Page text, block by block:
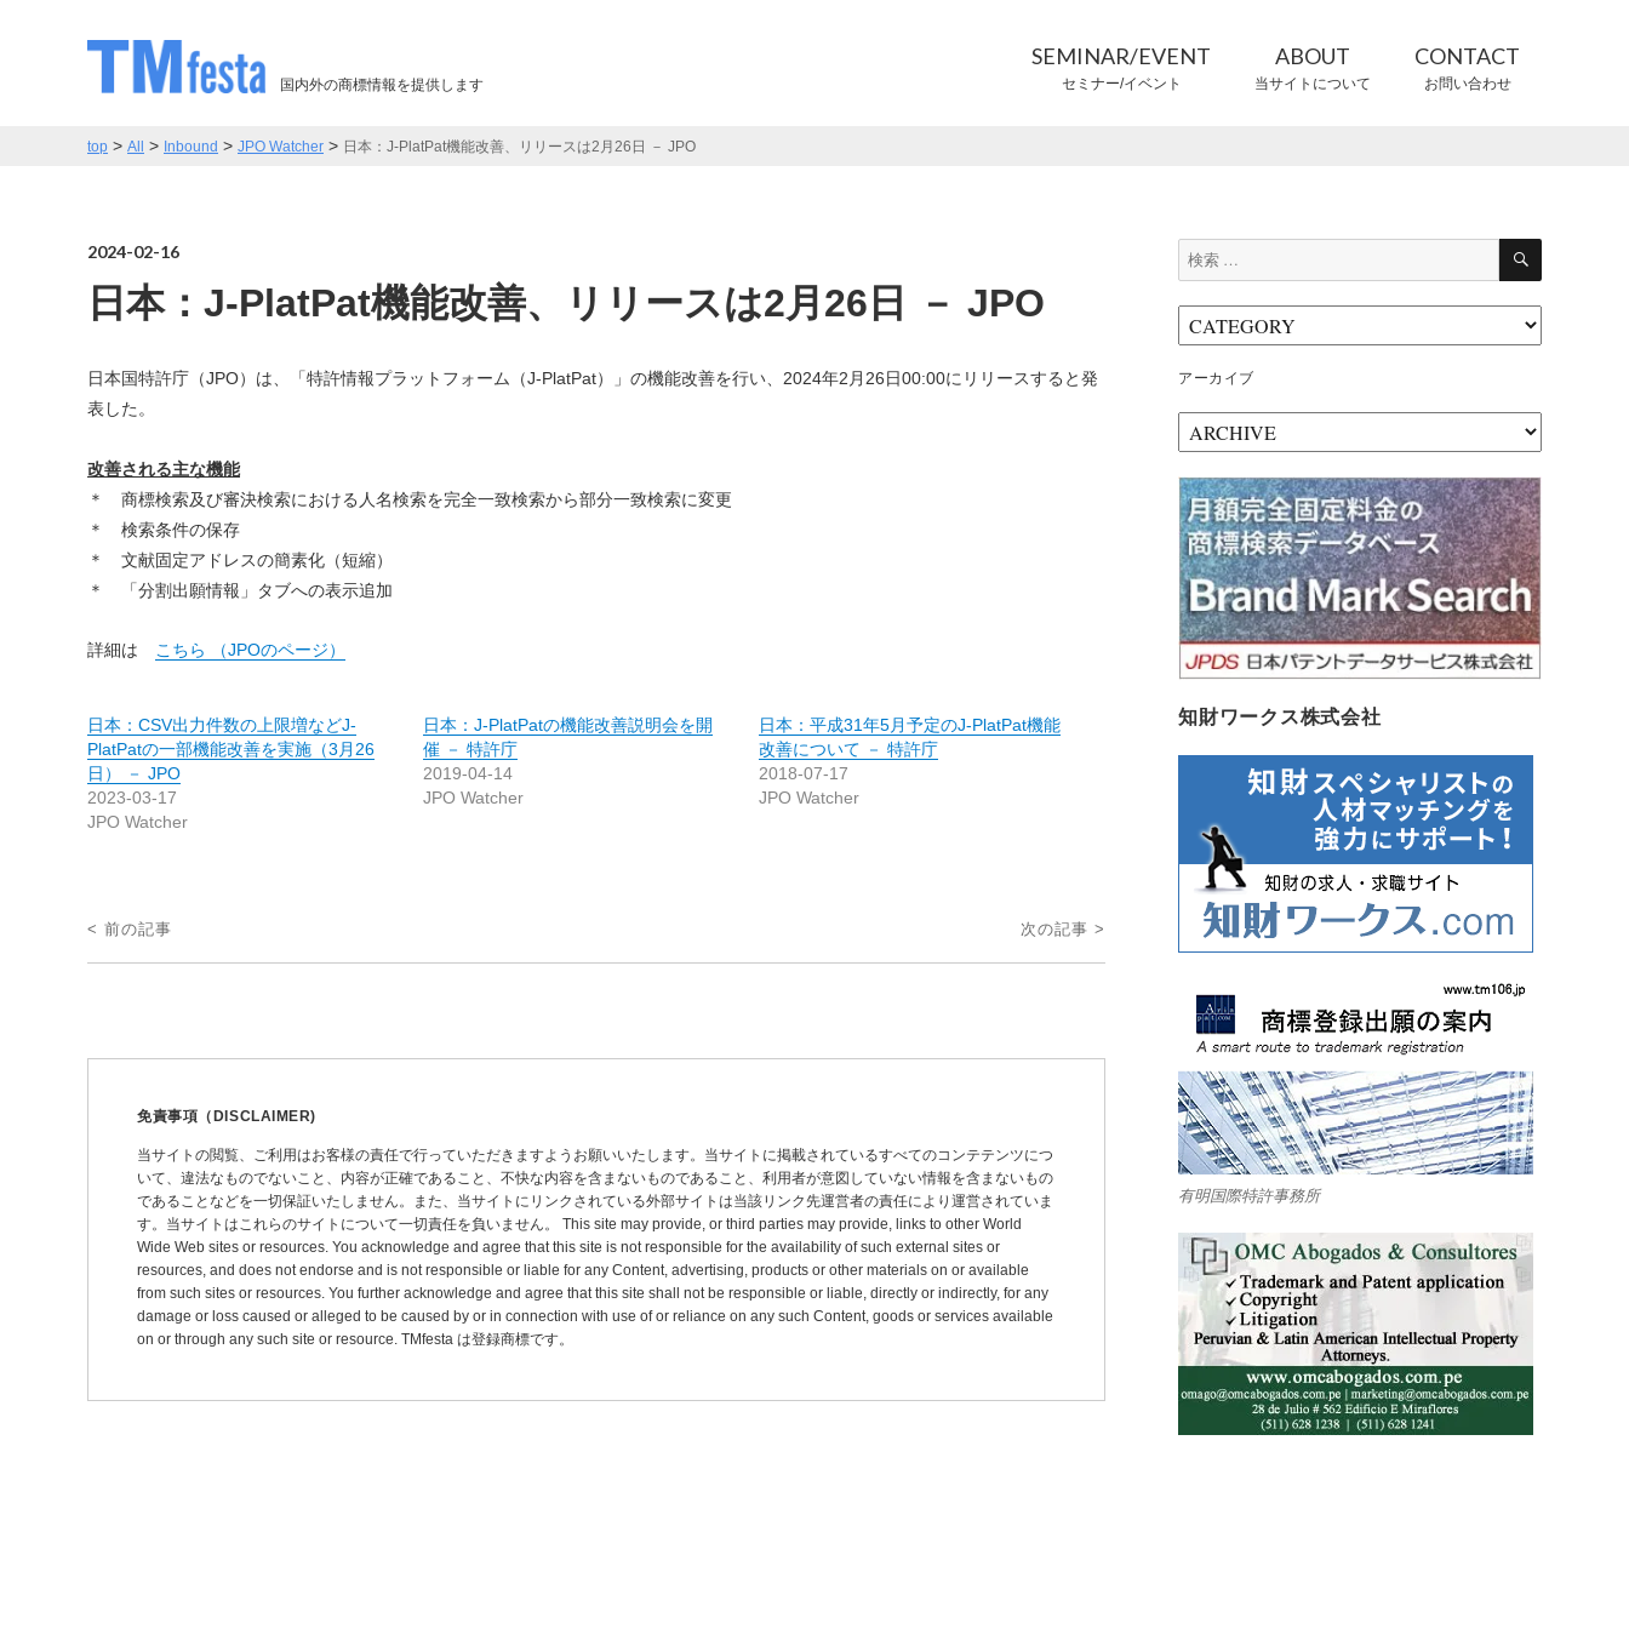
国内外の商標情報を提供します
SEMINAR/EVENT
セミナー/イベント
ABOUT
当サイトについて
CONTACT
お問い合わせ
top > All > Inbound > JPO Watcher > 日本：J-PlatPat機能改善、リリースは2月26日 － JPO
2024-02-16
日本：J-PlatPat機能改善、リリースは2月26日 － JPO
日本国特許庁（JPO）は、「特許情報プラットフォーム（J-PlatPat）」の機能改善を行い、2024年2月26日00:00にリリースすると発
表した。
改善される主な機能
＊ 商標検索及び審決検索における人名検索を完全一致検索から部分一致検索に変更
＊ 検索条件の保存
＊ 文献固定アドレスの簡素化（短縮）
＊ 「分割出願情報」タブへの表示追加
詳細は こちら （JPOのページ）
日本：CSV出力件数の上限増などJ-
PlatPatの一部機能改善を実施（3月26
日） － JPO
2023-03-17
JPO Watcher
日本：J-PlatPatの機能改善説明会を開
催 － 特許庁
2019-04-14
JPO Watcher
日本：平成31年5月予定のJ-PlatPat機能
改善について － 特許庁
2018-07-17
JPO Watcher
投
稿
< 前の記事 次の記事 >
免責事項（DISCLAIMER)
当サイトの閲覧、ご利用はお客様の責任で行っていただきますようお願いいたします。当サイトに掲載されているすべてのコンテテンツにつ
いて、違法なものでないこと、内容が正確であること、不快な内容を含まないものであること、利用者が意図していない情報を含まないもの
であることなどを一切保証いたしません。また、当サイトにリンクされている外部サイトは当該リンク先運営者の責任により運営されていま
す。当サイトはこれらのサイトについて一切責任を負いません。 This site may provide, or third parties may provide, links to other World
Wide Web sites or resources. You acknowledge and agree that this site is not responsible for the availability of such external sites or
resources, and does not endorse and is not responsible or liable for any Content, advertising, products or other materials on or available
from such sites or resources. You further acknowledge and agree that this site shall not be responsible or liable, directly or indirectly, for any
damage or loss caused or alleged to be caused by or in connection with use of or reliance on any such Content, goods or services available
on or through any such site or resource. TMfesta は登録商標です。
検
索:
検
アーカイブ
ー
カ
イ
ブ
知財ワークス株式会社
有明国際特許事務所